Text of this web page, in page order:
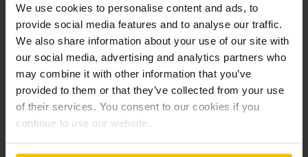
We use cookies to personalise content and ads, to
provide social media features and to analyse our traffic.
We also share information about your use of our site with
our social media, advertising and analytics partners who
may combine it with other information that you’ve
provided to them or that they’ve collected from your use
of their services. You consent to our cookies if you
continue to use our website.
Geschäftsleiter:
Mathias Lentfer
Registergericht Hamburg: HRA 105767
UST-Ident-Nr.: DE814850968
Persönlich haftende Gesellschafterin:
Jungheinrich AG